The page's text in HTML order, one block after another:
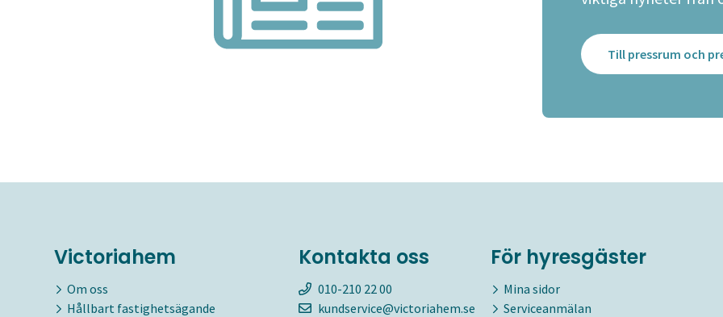
Till pressrum och
Victoriahem
Om oss
Hållbart fastighetsägande
Kontakta oss
010-210 22 00
kundservice@victoriahem.se
För hyresgäster
Mina sidor
Serviceanmälan